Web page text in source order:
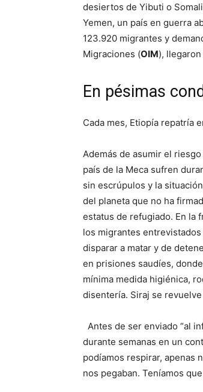
desiertos de Yibuti o
Yemen, un país en guerra
123.920 migrantes y
Migraciones (OIM), llegaron
En pésimas
Cada mes, Etiopía repatría
Además de asumir el
país de la Meca sufren
sin escrúpulos y la
del planeta que no ha
estatus de refugiado. En la
los migrantes
disparar a matar y de
en prisiones saudíes,
mínima medida higiénica,
disentería. Siraj se
Antes de ser enviado “al
durante semanas en un
podíamos respirar, apenas
nos pegaban. Teníamos